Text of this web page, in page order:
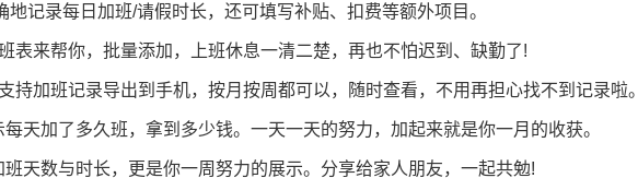
地记录每日加班/请假时长，还可填写补贴、扣费等额外项目。
表来帮你，批量添加，上班休息一清二楚，再也不怕迟到、缺勤了!
持加班记录导出到手机，按月按周都可以，随时查看，不用再担心找不到记录啦。
每天加了多久班，拿到多少钱。一天一天的努力，加起来就是你一月的收获。
班天数与时长，更是你一周努力的展示。分享给家人朋友，一起共勉!